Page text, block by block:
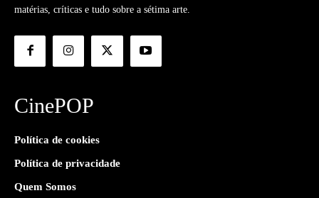
matérias, críticas e tudo sobre a sétima arte.
CinePOP
Política de cookies
Política de privacidade
Quem Somos